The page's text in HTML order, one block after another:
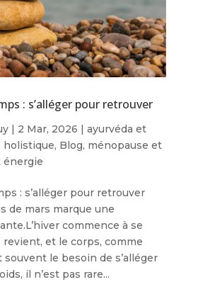
: s’alléger pour retrouver
| 2 Mar, 2026
ayurvéda et
holistique, Blog, ménopause et
énergie
: s’alléger pour retrouver
de mars marque une
commence à se
et le corps, comme
souvent le besoin de s’alléger
il n’est pas rare...